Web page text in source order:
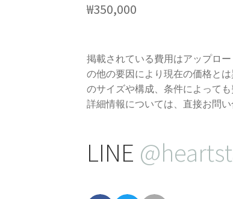
₩350,000
掲載されている費用はアップロ
の他の要因により現在の価格と
のサイズや構成、条件によって
詳細情報については、直接お問い
LINE